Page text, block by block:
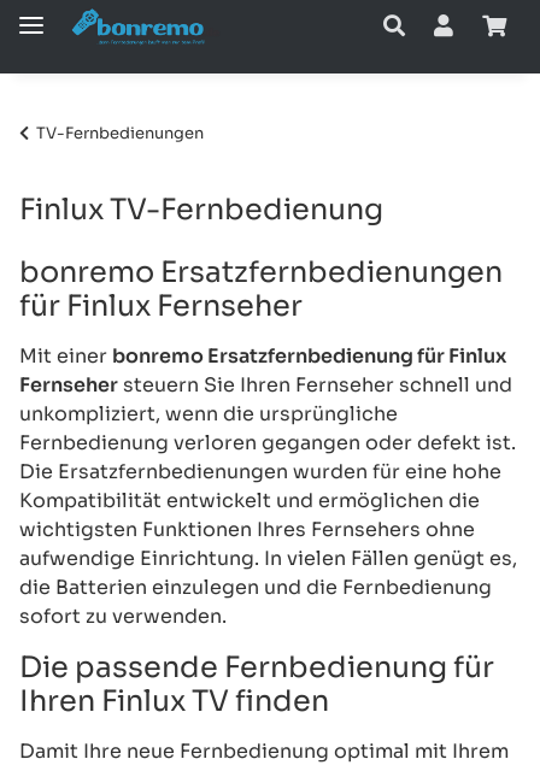
TV-Fernbedienungen
Finlux TV-Fernbedienung
bonremo Ersatzfernbedienungen
für Finlux Fernseher
Mit einer bonremo Ersatzfernbedienung für Finlux
Fernseher steuern Sie Ihren Fernseher schnell und
unkompliziert, wenn die ursprüngliche
Fernbedienung verloren gegangen oder defekt ist.
Die Ersatzfernbedienungen wurden für eine hohe
Kompatibilität entwickelt und ermöglichen die
wichtigsten Funktionen Ihres Fernsehers ohne
aufwendige Einrichtung. In vielen Fällen genügt es,
die Batterien einzulegen und die Fernbedienung
sofort zu verwenden.
Die passende Fernbedienung für
Ihren Finlux TV finden
Damit Ihre neue Fernbedienung optimal mit Ihrem